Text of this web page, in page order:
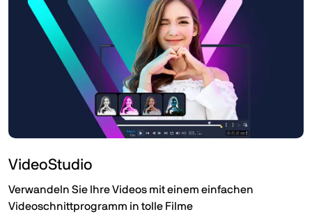
VideoStudio
Verwandeln Sie Ihre Videos mit einem einfachen
Videoschnittprogramm in tolle Filme